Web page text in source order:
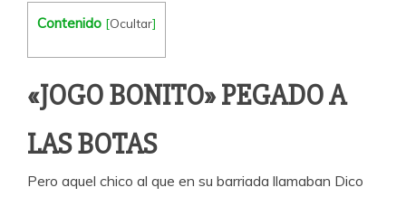
Contenido [Ocultar]
«JOGO BONITO» PEGADO A
LAS BOTAS
Pero aquel chico al que en su barriada llamaban Dico